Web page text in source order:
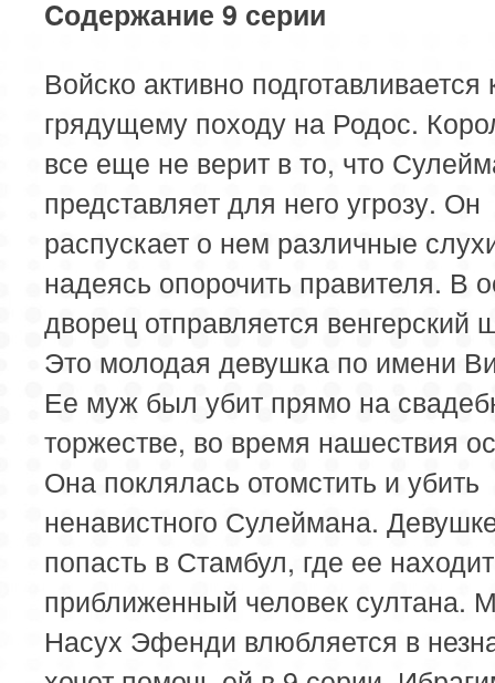
Cодержание 9 серии
Войско активно подготавливается
грядущему походу на Родос.
все еще не верит в то, что
представляет для него угрозу. Он
распускает о нем различные
надеясь опорочить правителя. В
дворец отправляется венгерский
Это молодая девушка по имени
Ее муж был убит прямо на
торжестве, во время нашествия
Она поклялась отомстить и убить
ненавистного Сулеймана.
попасть в Стамбул, где ее находит
приближенный человек султана.
Насух Эфенди влюбляется в